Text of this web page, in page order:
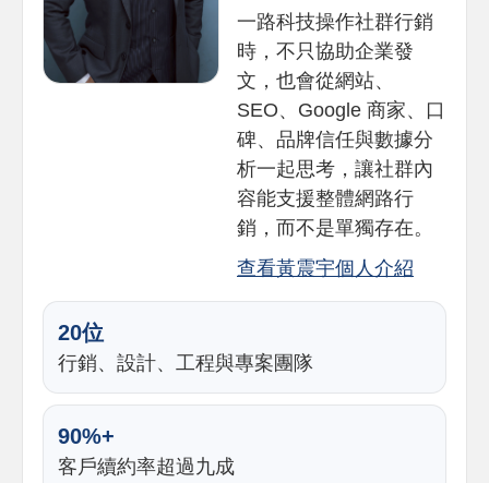
一路科技操作社群行銷
時，不只協助企業發
文，也會從網站、
SEO、Google 商家、口
碑、品牌信任與數據分
析一起思考，讓社群內
容能支援整體網路行
銷，而不是單獨存在。
查看黃震宇個人介紹
20位
行銷、設計、工程與專案團隊
90%+
客戶續約率超過九成